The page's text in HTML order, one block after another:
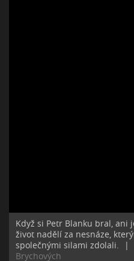
Když si Petr Blanku bral,
život nadělí za nesnáze,
společnými silami zdolali.
|
Brychových